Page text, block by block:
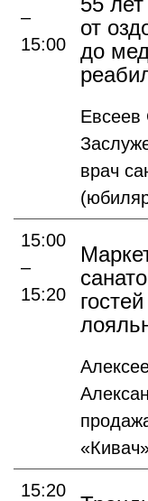
–
15:00
от
до
Евсеев
врач
15:00
–
15:20
15:20